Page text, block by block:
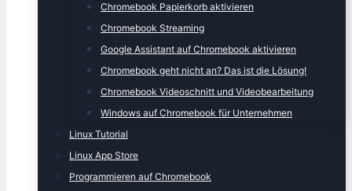
Chromebook Papierkorb aktivieren
Chromebook Streaming
Google Assistant auf Chromebook aktivieren
Chromebook geht nicht an? Das ist die Lösung!
Chromebook Videoschnitt und Videobearbeitung
Windows auf Chromebook für Unternehmen
Linux Tutorial
Linux App Store
Programmieren auf Chromebook